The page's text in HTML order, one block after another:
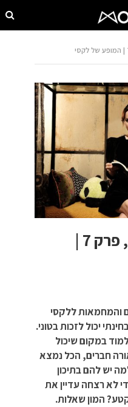
ריקאפ: אופוריה 2, פרק 7 |
והמחמאות ללקסי
יכול לזכות בטוני.
במקום שיכול
חברים, הכל נמצא
יש להם בתיכון
לא רצחה עדיין את
המון שאלות.